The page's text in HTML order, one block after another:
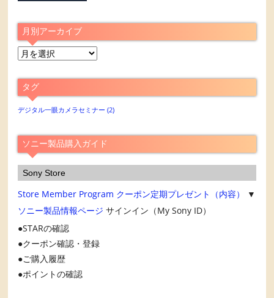
月別アーカイブ
月
ア
ー
カ
ブ
タグ
デジタル一眼カメラセミナー (2)
ソニー製品購入ガイド
Sony Store
Store Member Program クーポン定期プレゼント（内容）
▼
ソニー製品情報ページ サインイン（My Sony ID）
STARの確認
クーポン確認・登録
ご購入履歴
ポイントの確認